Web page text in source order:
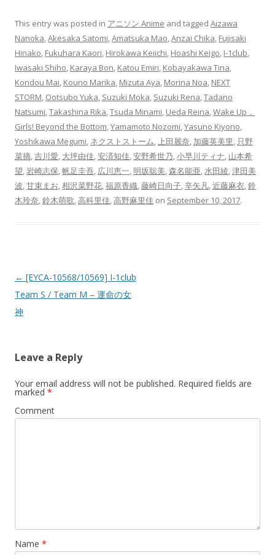
This entry was posted in アニソン Anime and tagged Aizawa
Nanoka,Akesaka Satomi,Amatsuka Mao,Anzai Chika, Fujisaki
Hinako, Fukuhara Kaori, Hirokawa Keiichi, Hoashi Keigo, I-1club,
Iwasaki Shiho, Karaya Bon, Katou Emiri, Kobayakawa Tina,
Kondou Mai, Kouno Marika, Mizuta Aya, Morina Noa, NEXT
STORM, Ootsubo Yuka, Suzuki Moka, Suzuki Rena,Tadano
Natsumi,Takashina Rika,Tsuda Minami, Ueda Reina,Wake Up，
Girls! Beyond the Bottom,Yamamoto Nozomi,Yasuno Kiyono,
Yoshikawa Megumi, ネクストストーム,上田麗奈, 加藤英美里, 只野
菜摘,吉川愛, 大坪由佳,安済知佳,安野希世乃,小早川ティナ, 山本希
望,岩崎志保,帆足圭吾, 広川恵一, 明坂聡美,森名能亜,水田綾,津田美
波,甘束まお,相沢菜野花,福原香織,藤崎日向子,辛矢凡,近藤麻衣,鈴
木玲奈,鈴木萌歌,高科里佳,高野麻里佳 on September 10, 2017.
Post navigation
← [EYCA-10568/10569] I-1club
Team S / Team M – 運命の女
神
Leave a Reply
Your email address will not be published. Required fields are
marked *
Comment
Name *